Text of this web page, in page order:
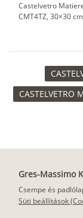
Castelvetro
CMT4TZ, 30×30
CASTELVETRO
Gres-Massimo
Csempe és
Süti beállítások